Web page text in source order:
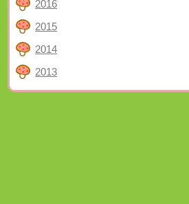
2016
2015
2014
2013